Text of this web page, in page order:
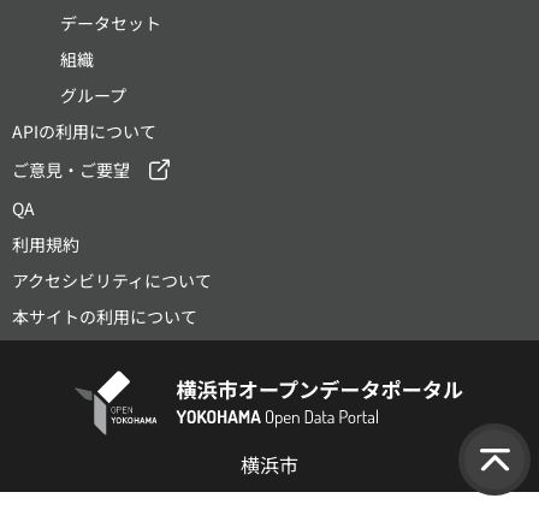
データセット
組織
グループ
APIの利用について
ご意見・ご要望
QA
利用規約
アクセシビリティについて
本サイトの利用について
横浜市